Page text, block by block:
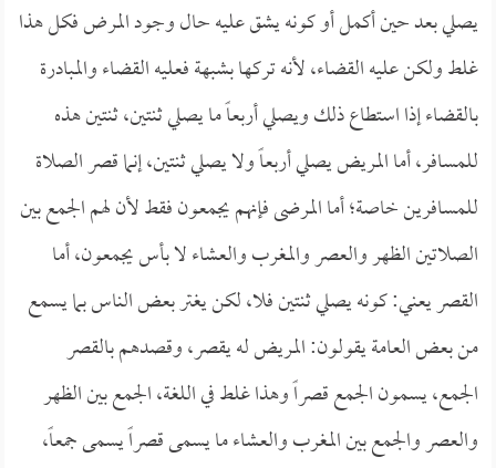
يصلي بعد حين أكمل أو كونه يشق عليه حال وجود المرض فكل هذا
غلط ولكن عليه القضاء، لأنه تركها بشبهة فعليه القضاء والمبادرة
بالقضاء إذا استطاع ذلك ويصلي أربعاً ما يصلي ثنتين، ثنتين هذه
للمسافر، أما المريض يصلي أربعاً ولا يصلي ثنتين، إنما قصر الصلاة
للمسافرين خاصة؛ أما المرضى فإنهم يجمعون فقط لأن لهم الجمع بين
الصلاتين الظهر والعصر والمغرب والعشاء لا بأس يجمعون، أما
القصر يعني: كونه يصلي ثنتين فلا، لكن يغتر بعض الناس بما يسمع
من بعض العامة يقولون: المريض له يقصر، وقصدهم بالقصر
الجمع، يسمون الجمع قصراً وهذا غلط في اللغة، الجمع بين الظهر
والعصر والجمع بين المغرب والعشاء ما يسمى قصراً يسمى جمعاً،